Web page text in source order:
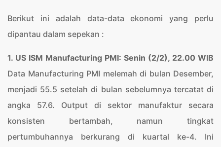
Berikut ini adalah data-data ekonomi yang perlu
dipantau dalam sepekan :
1. US ISM Manufacturing PMI: Senin (2/2), 22.00 WIB
Data Manufacturing PMI melemah di bulan Desember,
menjadi 55.5 setelah di bulan sebelumnya tercatat di
angka 57.6. Output di sektor manufaktur secara
konsisten bertambah, namun tingkat
pertumbuhannya berkurang di kuartal ke-4. Ini